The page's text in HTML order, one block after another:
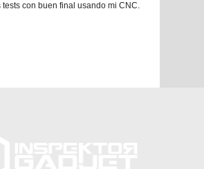
tests con buen final usando mi CNC.